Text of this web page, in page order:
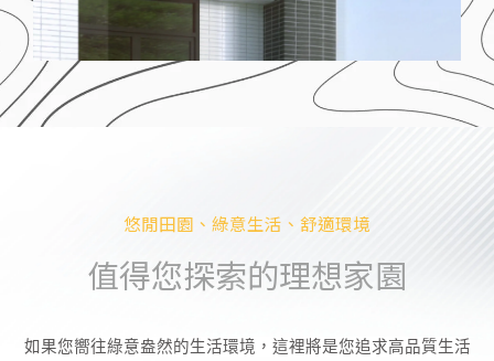
悠閒田園、綠意生活、舒適環境
值得您探索的理想家園
如果您嚮往綠意盎然的生活環境，這裡將是您追求高品質生活